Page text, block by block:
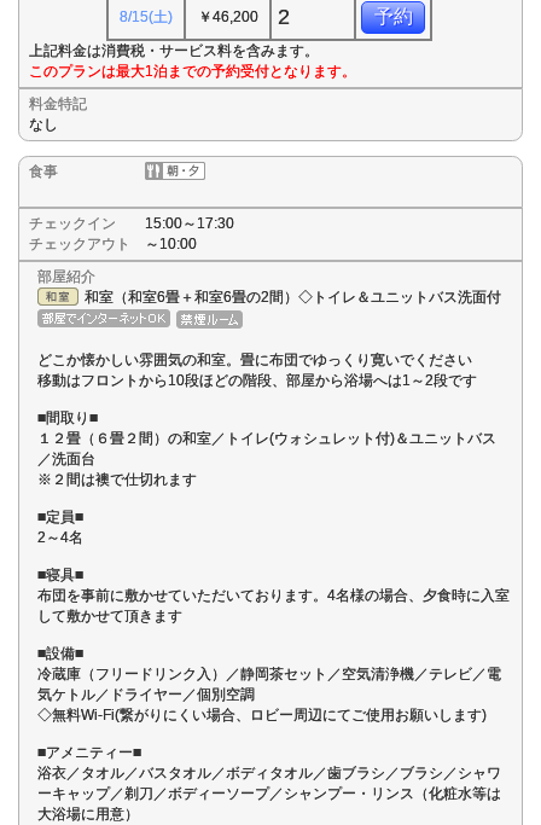
8/15(土) ￥46,200 2 予約
上記料金は消費税・サービス料を含みます。
このプランは最大1泊までの予約受付となります。
料金特記
なし
食事
チェックイン
15:00～17:30
チェックアウト
～10:00
部屋紹介
和室（和室6畳＋和室6畳の2間）◇トイレ＆ユニットバス洗面付
どこか懐かしい雰囲気の和室。畳に布団でゆっくり寛いでください
移動はフロントから10段ほどの階段、部屋から浴場へは1～2段です
■間取り■
１２畳（６畳２間）の和室／トイレ(ウォシュレット付)＆ユニットバス
／洗面台
※２間は襖で仕切れます
■定員■
2～4名
■寝具■
布団を事前に敷かせていただいております。4名様の場合、夕食時に入室
して敷かせて頂きます
■設備■
冷蔵庫（フリードリンク入）／静岡茶セット／空気清浄機／テレビ／電
気ケトル／ドライヤー／個別空調
◇無料Wi-Fi(繋がりにくい場合、ロビー周辺にてご使用お願いします)
■アメニティー■
浴衣／タオル／バスタオル／ボディタオル／歯ブラシ／ブラシ／シャワ
ーキャップ／剃刀／ボディーソープ／シャンプー・リンス（化粧水等は
大浴場に用意）